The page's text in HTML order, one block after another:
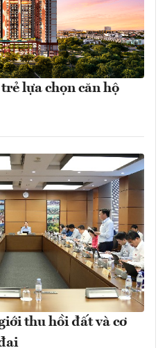
lựa chọn căn hộ
thu hồi đất và cơ